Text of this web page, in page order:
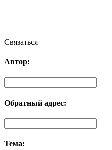
Связаться
Автор:
Обратный адрес:
Тема: